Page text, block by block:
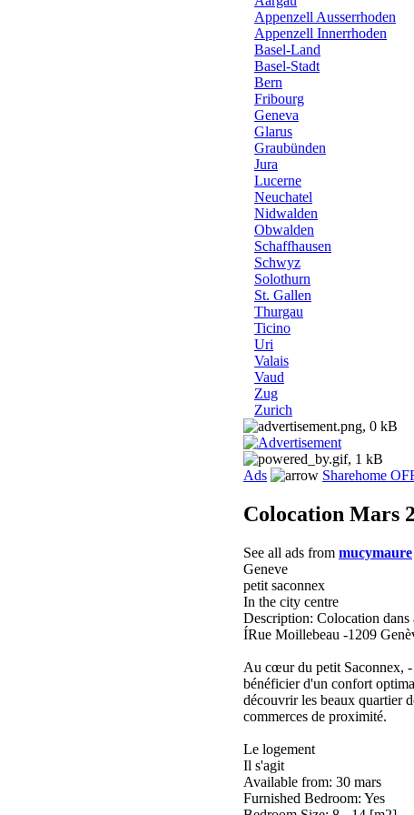
Appenzell Ausserrhoden
Appenzell Innerrhoden
Basel-Land
Basel-Stadt
Bern
Fribourg
Geneva
Glarus
Graubünden
Jura
Lucerne
Neuchatel
Nidwalden
Obwalden
Schaffhausen
Schwyz
Solothurn
St. Gallen
Thurgau
Ticino
Uri
Valais
Vaud
Zug
Zurich
Ads Sharehome
Colocation Mars
See all ads from mucymaure
Geneve
petit saconnex
In the city centre
Description: Colocation dans
ÍRue Moillebeau -1209
Au cœur du petit Saconnex, -
bénéficier d'un confort
découvrir les beaux quartier
commerces de proximité.
Le logement
Il s'agit
Available from: 30 mars
Furnished Bedroom: Yes